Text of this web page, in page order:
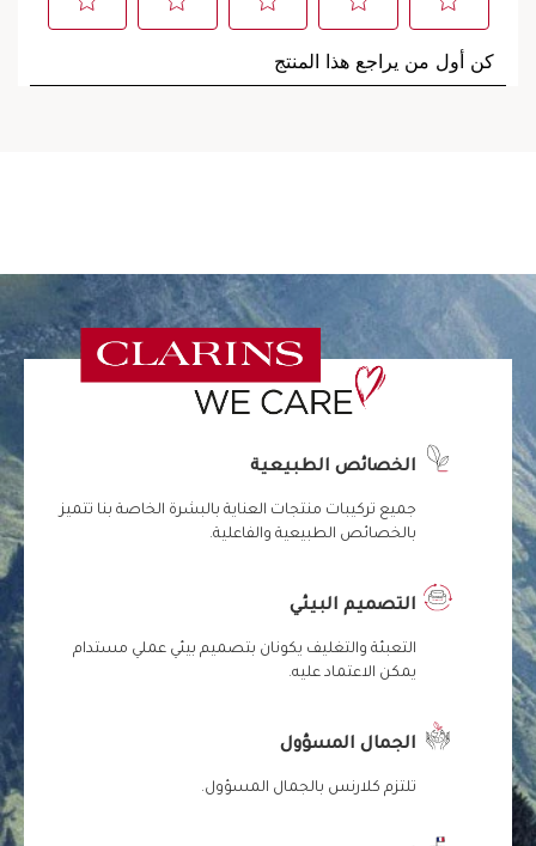
الخصائص الطبيعية
جميع تركيبات منتجات العناية بالبشرة الخاصة بنا تتميز
بالخصائص الطبيعية والفاعلية.
التصميم البيئي
التعبئة والتغليف يكونان بتصميم بيئي عملي مستدام
يمكن الاعتماد عليه.
الجمال المسؤول
تلتزم كلارنس بالجمال المسؤول.